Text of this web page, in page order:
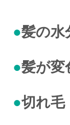
●髪の水
●髪が変
●切れ毛